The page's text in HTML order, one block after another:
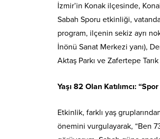
İzmir’in Konak ilçesinde,
Sabah Sporu etkinliği,
program, ilçenin sekiz ayrı
İnönü Sanat Merkezi yanı),
Aktaş Parkı ve Zafertepe
Yaşı 82 Olan Katılımcı:
Etkinlik, farklı yaş
önemini vurgulayarak, “Ben